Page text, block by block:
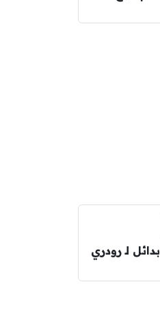
ريال مدريد يضع 3 بدائل لـ رودري